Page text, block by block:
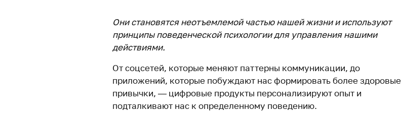
Они становятся неотъемлемой частью нашей жизни и используют
принципы поведенческой психологии для управления нашими
действиями.
От соцсетей, которые меняют паттерны коммуникации, до
приложений, которые побуждают нас формировать более здоровые
привычки, — цифровые продукты персонализируют опыт и
подталкивают нас к определенному поведению.